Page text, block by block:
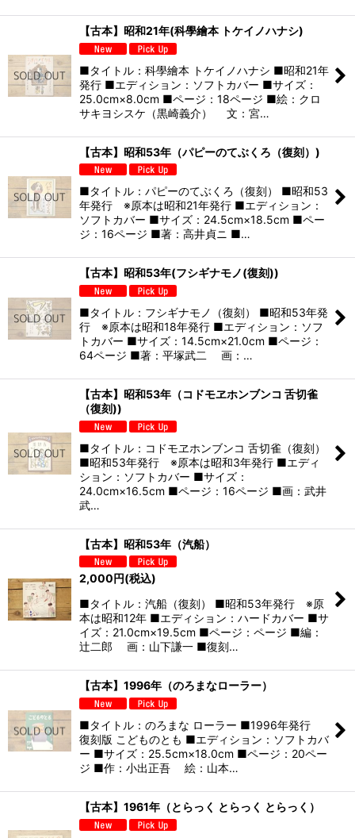
【古本】昭和21年(科學繪本 トケイノハナシ)
■タイトル：科學繪本 トケイノハナシ ■昭和21年
発行 ■エディション：ソフトカバー ■サイズ：
25.0cm×8.0cm ■ページ：18ページ ■絵：クロ
サキヨシスケ（黒崎義介） 文：宮…
【古本】昭和53年（パピーのてぶくろ（復刻）)
■タイトル：パピーのてぶくろ（復刻） ■昭和53
年発行 ※原本は昭和21年発行 ■エディション：
ソフトカバー ■サイズ：24.5cm×18.5cm ■ペー
ジ：16ページ ■著：高井貞ニ ■…
【古本】昭和53年(フシギナモノ(復刻))
■タイトル：フシギナモノ（復刻） ■昭和53年発
行 ※原本は昭和18年発行 ■エディション：ソフ
トカバー ■サイズ：14.5cm×21.0cm ■ページ：
64ページ ■著：平塚武二 画：…
【古本】昭和53年（コドモヱホンブンコ 舌切雀
（復刻))
■タイトル：コドモヱホンブンコ 舌切雀（復刻）
■昭和53年発行 ※原本は昭和3年発行 ■エディ
ション：ソフトカバー ■サイズ：
24.0cm×16.5cm ■ページ：16ページ ■画：武井
武…
【古本】昭和53年（汽船）
2,000円(税込)
■タイトル：汽船（復刻） ■昭和53年発行 ※原
本は昭和12年 ■エディション：ハードカバー ■サ
イズ：21.0cm×19.5cm ■ページ：ページ ■編：
辻二郎 画：山下謙一 ■復刻…
【古本】1996年（のろまなローラー）
■タイトル：のろまな ローラー ■1996年発行
復刻版 こどものとも ■エディション：ソフトカバ
ー ■サイズ：25.5cm×18.0cm ■ページ：20ペー
ジ ■作：小出正吾 絵：山本…
【古本】1961年（とらっく とらっく とらっく）